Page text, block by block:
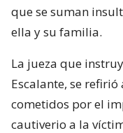
que se suman
ella y su familia.
La jueza que
Escalante, se
cometidos por el
cautiverio a la